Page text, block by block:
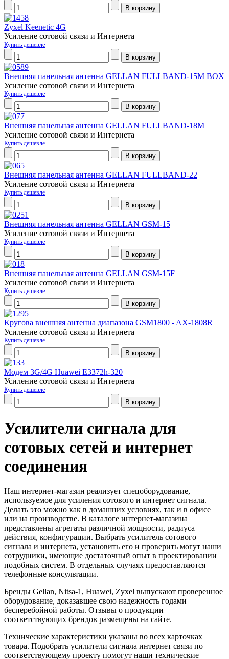
Zyxel Keenetic 4G
Усиление сотовой связи и Интернета
Купить дешевле
Внешняя панельная антенна GELLAN FULLBAND-15M BOX
Усиление сотовой связи и Интернета
Купить дешевле
Внешняя панельная антенна GELLAN FULLBAND-18M
Усиление сотовой связи и Интернета
Купить дешевле
Внешняя панельная антенна GELLAN FULLBAND-22
Усиление сотовой связи и Интернета
Купить дешевле
Внешняя панельная антенна GELLAN GSM-15
Усиление сотовой связи и Интернета
Купить дешевле
Внешняя панельная антенна GELLAN GSM-15F
Усиление сотовой связи и Интернета
Купить дешевле
Кругова внешняя антенна диапазона GSM1800 - AX-1808R
Усиление сотовой связи и Интернета
Купить дешевле
Модем 3G/4G Huawei E3372h-320
Усиление сотовой связи и Интернета
Купить дешевле
Усилители сигнала для
сотовых сетей и интернет
соединения
Наш интернет-магазин реализует спецоборудование,
используемое для усиления сотового и интернет сигнала.
Делать это можно как в домашних условиях, так и в офисе
или на производстве. В каталоге интернет-магазина
представлены агрегаты различной мощности, радиуса
действия, конфигурации. Выбрать усилитель сотового
сигнала и интернета, установить его и проверить могут наши
сотрудники, имеющие достаточный опыт в проектировании
подобных систем. В отдельных случаях предоставляются
телефонные консультации.
Бренды Gellan, Nitsa-1, Huawei, Zyxel выпускают проверенное
оборудование, доказавшее свою надежность годами
бесперебойной работы. Отзывы о продукции
соответствующих брендов размещены на сайте.
Технические характеристики указаны во всех карточках
товара. Подобрать усилители сигнала интернет связи по
соответствующему проекту помогут наши технические